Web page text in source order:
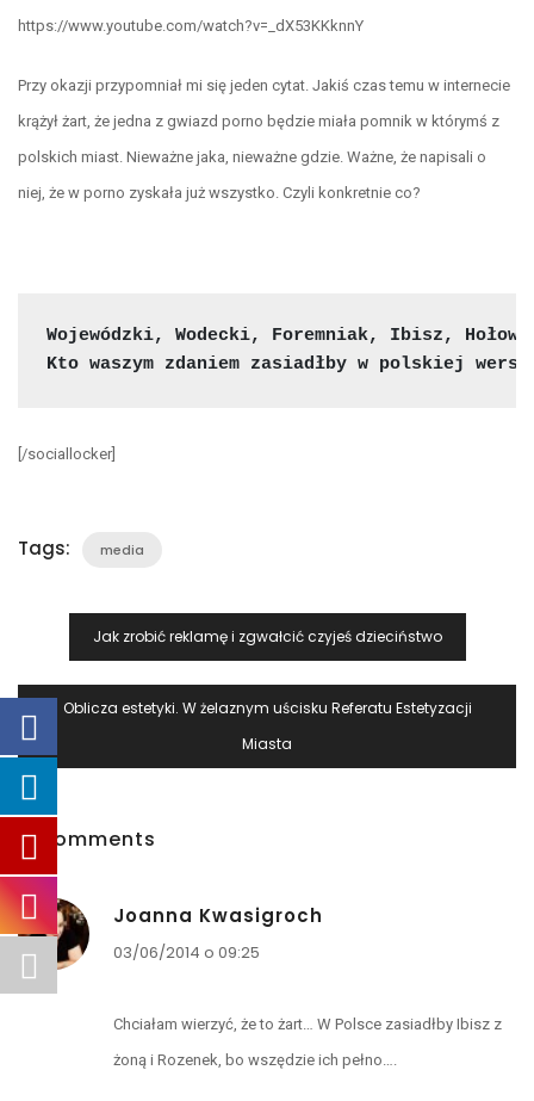
https://www.youtube.com/watch?v=_dX53KKknnY
Przy okazji przypomniał mi się jeden cytat. Jakiś czas temu w internecie
krążył żart, że jedna z gwiazd porno będzie miała pomnik w którymś z
polskich miast. Nieważne jaka, nieważne gdzie. Ważne, że napisali o
niej, że w porno zyskała już wszystko. Czyli konkretnie co?
Wojewódzki, Wodecki, Foremniak, Ibisz,
Kto waszym zdaniem zasiadłby w polskiej
[/sociallocker]
Tags: media
Nawigacja
Wpisu
Jak zrobić reklamę i zgwałcić czyjeś dzieciństwo
Oblicza estetyki. W żelaznym uścisku Referatu Estetyzacji
Miasta
2 Comments
Joanna Kwasigroch
03/06/2014 o 09:25
Chciałam wierzyć, że to żart… W Polsce zasiadłby Ibisz z
żoną i Rozenek, bo wszędzie ich pełno….